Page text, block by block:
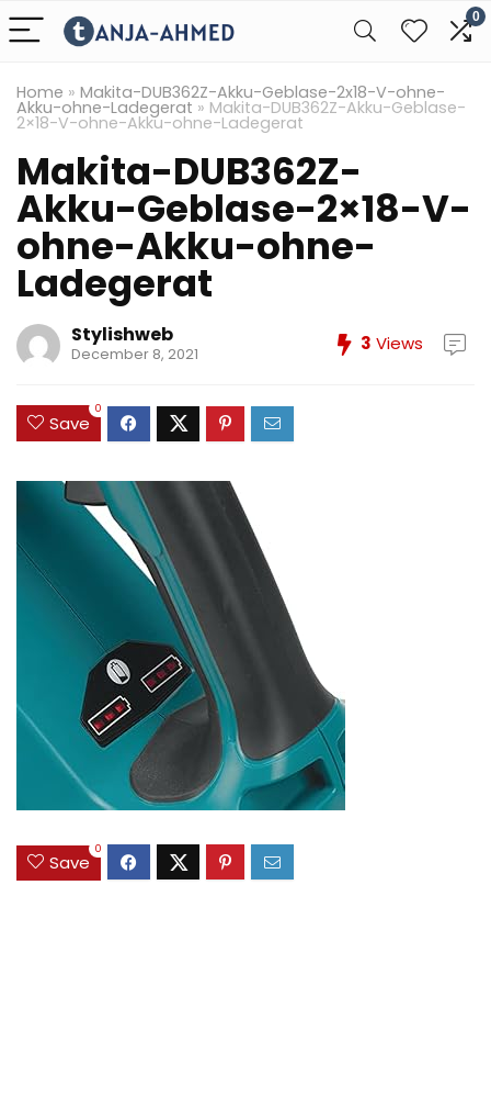
0
Home » Makita-DUB362Z-Akku-Geblase-2x18-V-ohne-
Akku-ohne-Ladegerat » Makita-DUB362Z-Akku-Geblase-
2×18-V-ohne-Akku-ohne-Ladegerat
Makita-DUB362Z-
Akku-Geblase-2×18-V-
ohne-Akku-ohne-
Ladegerat
Stylishweb
December 8, 2021 3 Views
Save
0
Save
0